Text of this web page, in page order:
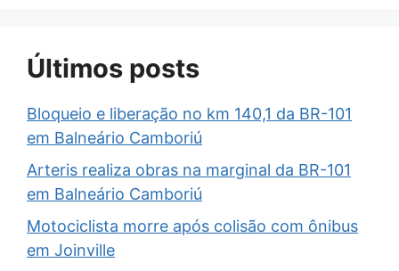
Últimos posts
Bloqueio e liberação no km 140,1 da BR-101
em Balneário Camboriú
Arteris realiza obras na marginal da BR-101
em Balneário Camboriú
Motociclista morre após colisão com ônibus
em Joinville